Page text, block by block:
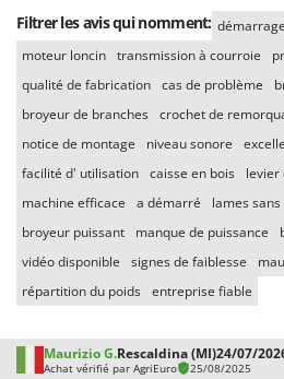
Filtrer les avis qui nomment:
moteur loncin transmission à courroie
qualité de fabrication cas de problème
broyeur de branches crochet de
notice de montage
niveau sonore
facilité d' utilisation caisse en bois levier
machine efficace
a démarré lames sans
broyeur puissant
manque de puissance
vidéo disponible
signes de faiblesse
répartition du poids entreprise fiable
Maurizio G.Rescaldina (MI)24/07/
Achat vérifié par AgriEuro 25/08/2025